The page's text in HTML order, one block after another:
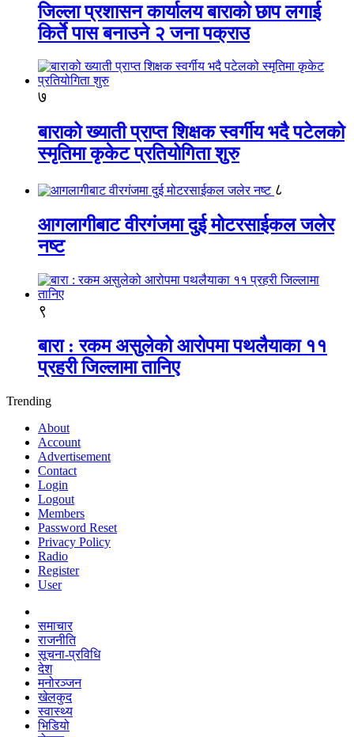
जिल्ला प्रशासन कार्यालय बाराको छाप लगाई
किर्ते पास बनाउने २ जना पक्राउ
७
बाराको ख्याती प्राप्त शिक्षक स्वर्गीय भदै पटेलको
स्मृतिमा कृकेट प्रतियोगिता शुरु
८
आगलागीबाट वीरगंजमा दुई मोटरसाईकल जलेर
नष्ट
९
बारा : रकम असुलेको आरोपमा पथलैयाका ११
प्रहरी जिल्लामा तानिए
Trending
About
Account
Advertisement
Contact
Login
Logout
Members
Password Reset
Privacy Policy
Radio
Register
User
समाचार
राजनीति
सूचना-प्रविधि
देश
मनोरञ्जन
खेलकुद
स्वास्थ्य
भिडियो